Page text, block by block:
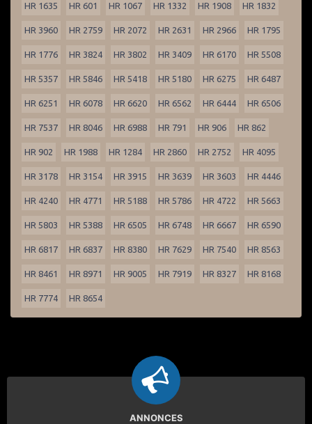
HR 1635 HR 601 HR 1067 HR 1332 HR 1908 HR 1832
HR 3960 HR 2759 HR 2072 HR 2631 HR 2966 HR 1795
HR 1776 HR 3824 HR 3802 HR 3409 HR 6170 HR 5508
HR 5357 HR 5846 HR 5418 HR 5180 HR 6275 HR 6487
HR 6251 HR 6078 HR 6620 HR 6562 HR 6444 HR 6506
HR 7537 HR 8046 HR 6988 HR 791 HR 906 HR 862
HR 902 HR 1988 HR 1284 HR 2860 HR 2752 HR 4095
HR 3178 HR 3154 HR 3915 HR 3639 HR 3603 HR 4446
HR 4240 HR 4771 HR 5188 HR 5786 HR 4722 HR 5663
HR 5803 HR 5388 HR 6505 HR 6748 HR 6667 HR 6590
HR 6817 HR 6837 HR 8380 HR 7629 HR 7540 HR 8563
HR 8461 HR 8971 HR 9005 HR 7919 HR 8327 HR 8168
HR 7774 HR 8654
ANNONCES